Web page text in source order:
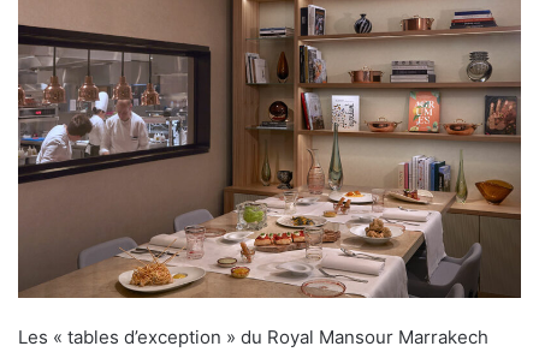
Les « tables d’exception » du Royal Mansour Marrakech